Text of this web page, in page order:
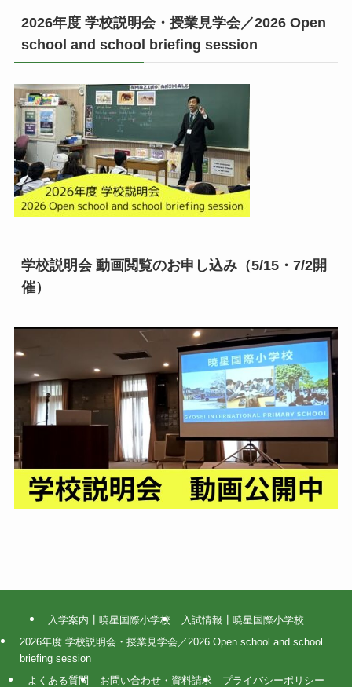
2026年度 学校説明会・授業見学会／2026 Open
school and school briefing session
学校説明会 動画閲覧のお申し込み（5/15・7/2開
催）
入学案内┃暁星国際小学校
入試情報┃暁星国際小学校
2026年度 学校説明会・授業見学会／2026 Open school and school
briefing session
よくある質問
お問い合わせ・資料請求 プライバシーポリシー